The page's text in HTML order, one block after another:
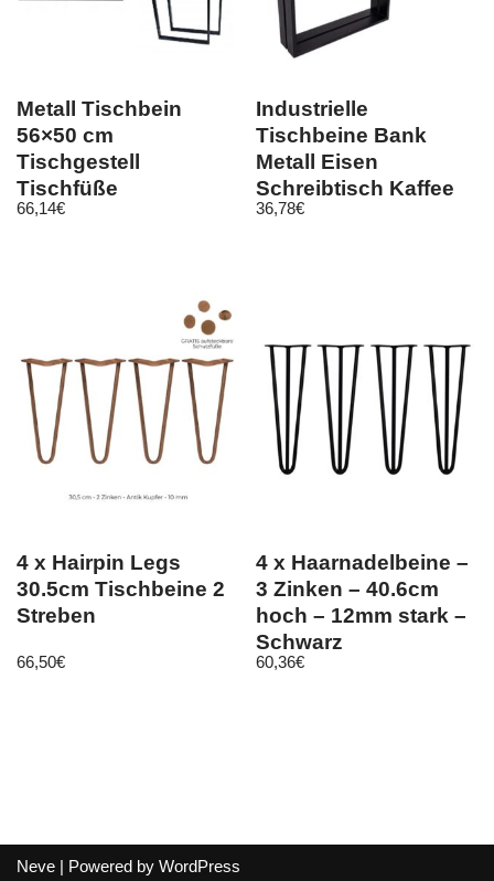
Metall Tischbein
56×50 cm
Tischgestell
Tischfüße
Handgemacht
66,14€
Industrielle
Tischbeine Bank
Metall Eisen
Schreibtisch Kaffee
Esstisch Pulver
36,78€
4 x Hairpin Legs
30.5cm Tischbeine 2
Streben
66,50€
4 x Haarnadelbeine –
3 Zinken – 40.6cm
hoch – 12mm stark –
Schwarz
60,36€
Neve | Powered by WordPress